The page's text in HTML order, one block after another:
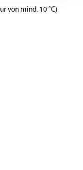
von mind. 10 °C)